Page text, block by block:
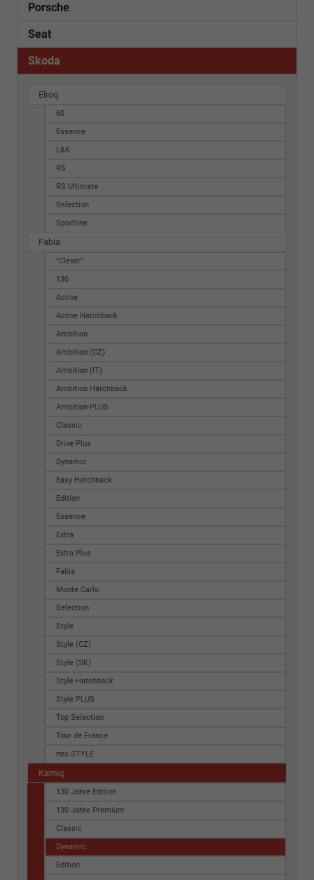
Porsche
Seat
Skoda
Elroq
60
Essence
L&K
RS
RS Ultimate
Selection
Sportline
Fabia
"Clever"
130
Active
Active Hatchback
Ambition
Ambition (CZ)
Ambition (IT)
Ambition Hatchback
Ambition-PLUS
Classic
Drive Plus
Dynamic
Easy Hatchback
Edition
Essence
Extra
Extra Plus
Fabia
Monte Carlo
Selection
Style
Style (CZ)
Style (SK)
Style Hatchback
Style PLUS
Top Selection
Tour de France
neu STYLE
Kamiq
130 Jahre Edition
130 Jahre Premium
Classic
Dynamic
Edition